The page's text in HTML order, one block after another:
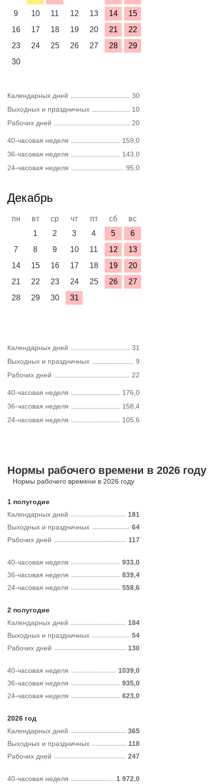
9
10 11 12 13 14
15
16
17 18 19 20 21
22
23
24 25 26 27 28
29
30
Календарных дней
30
Выходных и праздничных
10
Рабочих дней
20
40-часовая неделя
159,0
36-часовая неделя
143,0
24-часовая неделя
95,0
Декабрь
пн вт ср чт пт сб
вс
1
2 3 4 5
6
7
8 9 10 11 12
13
14
15 16 17 18 19
20
21
22 23 24 25 26
27
28
29 30 31
Календарных дней
31
Выходных и праздничных
9
Рабочих дней
22
40-часовая неделя
176,0
36-часовая неделя
158,4
24-часовая неделя
105,6
Нормы рабочего времени в 2026 году
Нормы рабочего времени в 2026 году
1 полугодие
Календарных дней
181
Рабочих дней 117
Выходных и праздничных 64
40-часовая неделя
933,0
36-часовая неделя
839,4
24-часовая неделя
558,6
2 полугодие
Календарных дней
184
Рабочих дней 130
Выходных и праздничных 54
40-часовая неделя
1039,0
36-часовая неделя
935,0
24-часовая неделя
623,0
2026 год
Календарных дней
365
Рабочих дней 247
Выходных и праздничных 118
40-часовая неделя
1 972,0